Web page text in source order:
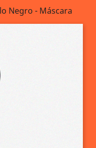
Negro - Máscara